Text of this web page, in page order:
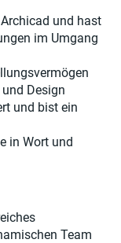
und hast
im Umgang
Design
und bist ein
in Wort und
Team